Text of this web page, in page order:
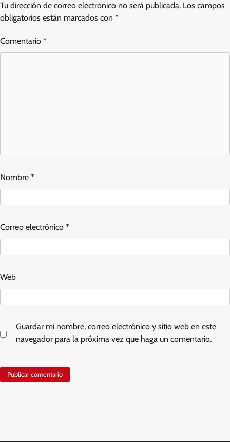
Tu dirección de correo electrónico no será publicada. Los campos
obligatorios están marcados con *
Comentario *
Nombre *
Correo electrónico *
Web
Guardar mi nombre, correo electrónico y sitio web en este
navegador para la próxima vez que haga un comentario.